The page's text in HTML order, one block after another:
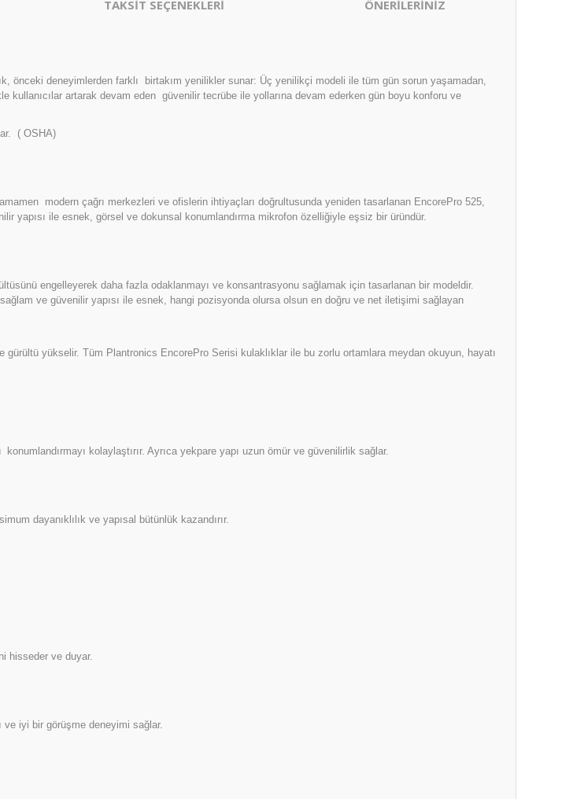
TAKSİT SEÇENEKLERİ ÖNERİLERİNİZ
önceki deneyimlerden farklı birtakım yenilikler sunar: Üç yenilikçi modeli ile tüm gün sorun yaşamadan,
artarak devam eden güvenilir tecrübe ile yollarına devam ederken gün boyu konforu ve
( OSHA)
modern çağrı merkezleri ve ofislerin ihtiyaçları doğrultusunda yeniden tasarlanan EncorePro 525,
yapısı ile esnek, görsel ve dokunsal konumlandırma mikrofon özelliğiyle eşsiz bir üründür.
engelleyerek daha fazla odaklanmayı ve konsantrasyonu sağlamak için tasarlanan bir modeldir.
ve güvenilir yapısı ile esnek, hangi pozisyonda olursa olsun en doğru ve net iletişimi sağlayan
yükselir. Tüm Plantronics EncorePro Serisi kulaklıklar ile bu zorlu ortamlara meydan okuyun, hayatı
kolaylaştırır. Ayrıca yekpare yapı uzun ömür ve güvenilirlik sağlar.
dayanıklılık ve yapısal bütünlük kazandırır.
hisseder ve duyar.
ve iyi bir görüşme deneyimi sağlar.